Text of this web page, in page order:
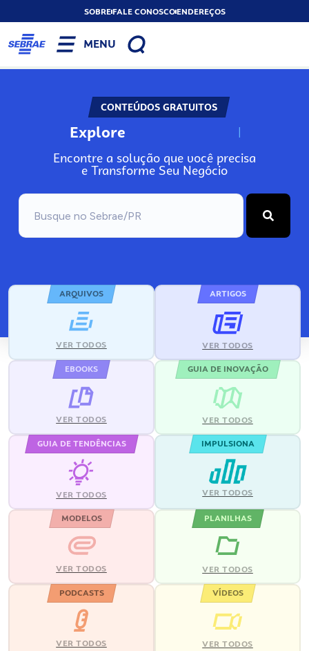
SOBREFALE CONOSCOENDEREÇOS
MENU
CONTEÚDOS GRATUITOS
Explore N
Encontre a solução que você precisa
e Transforme Seu Negócio
ARQUIVOS
VER TODOS
ARTIGOS
VER TODOS
EBOOKS
VER TODOS
GUIA DE INOVAÇÃO
VER TODOS
GUIA DE TENDÊNCIAS
VER TODOS
IMPULSIONA
VER TODOS
MODELOS
VER TODOS
PLANILHAS
VER TODOS
PODCASTS
VER TODOS
VÍDEOS
VER TODOS